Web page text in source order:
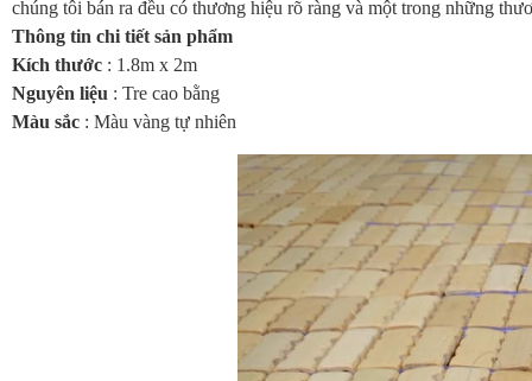
chúng tôi bán ra đều có thương hiệu rõ ràng và một trong những
Thông tin chi tiết sản phẩm
Kích thước : 1.8m x 2m
Nguyên liệu : Tre cao bằng
Màu sắc : Màu vàng tự nhiên